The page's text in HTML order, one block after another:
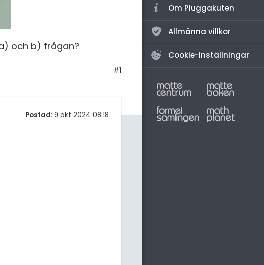
och b) frågan?
#1
Postad: 9 okt 2024 08:18
Om Pluggakuten
Allmänna villkor
Cookie-inställningar